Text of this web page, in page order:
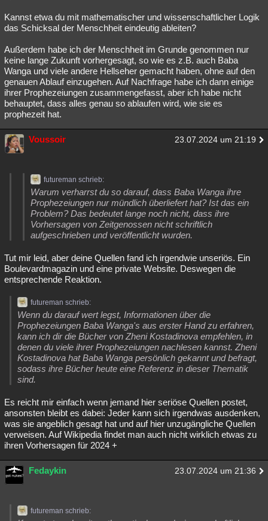
Kannst etwa du mit mathematischer und wissenschaftlicher Logik
das Schicksal der Menschheit eindeutig ableiten?
Außerdem habe ich der Menschheit im Grunde genommen nur
keine lange Zukunft vorhergesagt, so wie es z.B. auch Baba
Wanga und viele andere Hellseher gemacht haben, ohne auf den
genauen Ablauf einzugehen. Auf Nachfrage habe ich dann einige
ihrer Prophezeiungen zusammengefasst, aber ich habe nicht
behauptet, dass alles genau so ablaufen wird, wie sie es
prophezeit hat.
Voussoir 23.07.2024 um 21:19
futureman schrieb:
Warum verharrst du so darauf, dass Baba Wanga ihre
Prophezeiungen nur mündlich überliefert hat? Ist das ein
Problem? Das bedeutet lange noch nicht, dass ihre
Vorhersagen von Zeitgenossen nicht schriftlich
aufgeschrieben und veröffentlicht wurden.
Tut mir leid, aber deine Quellen fand ich irgendwie unseriös. Ein
Boulevardmagazin und eine private Website. Deswegen die
entsprechende Reaktion.
futureman schrieb:
Wenn du darauf wert legst, Informationen über die
Prophezeiungen Baba Wanga's aus erster Hand zu erfahren,
kann ich dir die Bücher von Zheni Kostadinova empfehlen, in
denen du viele ihrer Prophezeiungen nachlesen kannst. Zheni
Kostadinova hat Baba Wanga persönlich gekannt und befragt,
sodass ihre Bücher heute eine Referenz in dieser Thematik
sind.
Es reicht mir einfach wenn jemand hier seriöse Quellen postet,
ansonsten bleibt es dabei: Jeder kann sich irgendwas ausdenken,
was sie angeblich gesagt hat und auf hier unzugängliche Quellen
verweisen. Auf Wikipedia findet man auch nicht wirklich etwas zu
ihren Vorhersagen für 2024 +
Fedaykin 23.07.2024 um 21:36
futureman schrieb: